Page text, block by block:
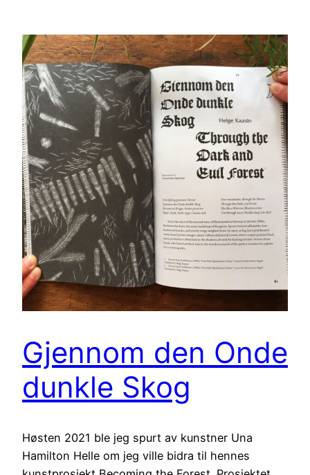
Gjennom den Onde
dunkle Skog
Høsten 2021 ble jeg spurt av kunstner Una
Hamilton Helle om jeg ville bidra til hennes